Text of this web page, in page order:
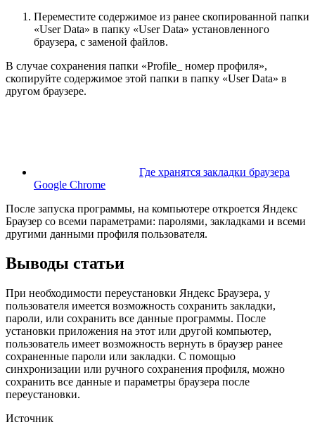
Переместите содержимое из ранее скопированной папки
«User Data» в папку «User Data» установленного
браузера, с заменой файлов.
В случае сохранения папки «Profile_ номер профиля»,
скопируйте содержимое этой папки в папку «User Data» в
другом браузере.
Где хранятся закладки браузера
Google Chrome
После запуска программы, на компьютере откроется Яндекс
Браузер со всеми параметрами: паролями, закладками и всеми
другими данными профиля пользователя.
Выводы статьи
При необходимости переустановки Яндекс Браузера, у
пользователя имеется возможность сохранить закладки,
пароли, или сохранить все данные программы. После
установки приложения на этот или другой компьютер,
пользователь имеет возможность вернуть в браузер ранее
сохраненные пароли или закладки. С помощью
синхронизации или ручного сохранения профиля, можно
сохранить все данные и параметры браузера после
переустановки.
Источник